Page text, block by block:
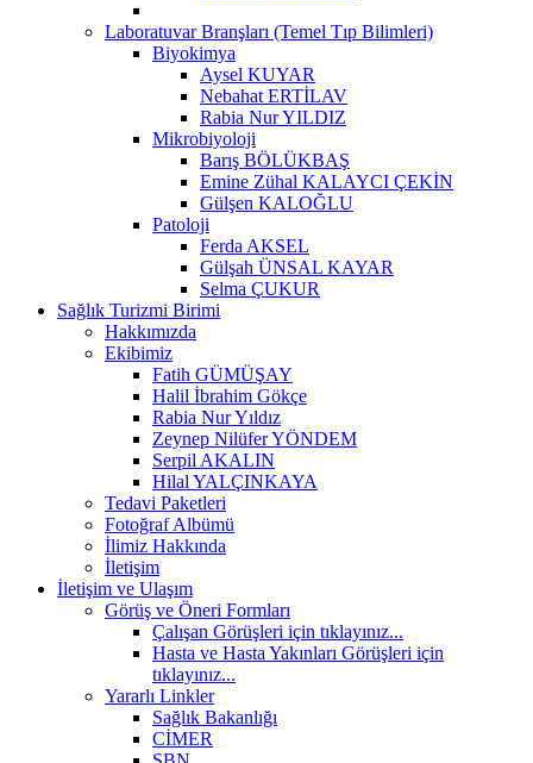
Laboratuvar Branşları (Temel Tıp Bilimleri)
Biyokimya
Aysel KUYAR
Nebahat ERTİLAV
Rabia Nur YILDIZ
Mikrobiyoloji
Barış BÖLÜKBAŞ
Emine Zühal KALAYCI ÇEKİN
Gülşen KALOĞLU
Patoloji
Ferda AKSEL
Gülşah ÜNSAL KAYAR
Selma ÇUKUR
Sağlık Turizmi Birimi
Hakkımızda
Ekibimiz
Fatih GÜMÜŞAY
Halil İbrahim Gökçe
Rabia Nur Yıldız
Zeynep Nilüfer YÖNDEM
Serpil AKALIN
Hilal YALÇINKAYA
Tedavi Paketleri
Fotoğraf Albümü
İlimiz Hakkında
İletişim
İletişim ve Ulaşım
Görüş ve Öneri Formları
Çalışan Görüşleri için tıklayınız...
Hasta ve Hasta Yakınları Görüşleri için
tıklayınız...
Yararlı Linkler
Sağlık Bakanlığı
CİMER